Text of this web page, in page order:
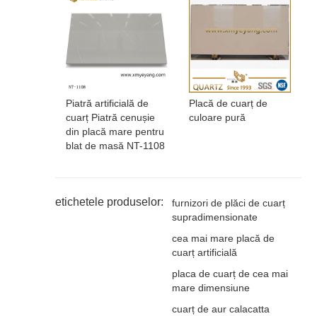
Piatră artificială de
cuarț Piatră cenușie
din placă mare pentru
blat de masă NT-1108
Placă de cuarț de
culoare pură
etichetele produselor:
furnizori de plăci de cuarț
supradimensionate
cea mai mare placă de
cuarț artificială
placa de cuarț de cea mai
mare dimensiune
cuarț de aur calacatta